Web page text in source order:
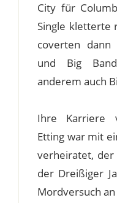
City für
Single kletterte
coverten dann
und Big
anderem auch
Ihre Karriere
Etting war mit
verheiratet, der
der Dreißiger
Mordversuch